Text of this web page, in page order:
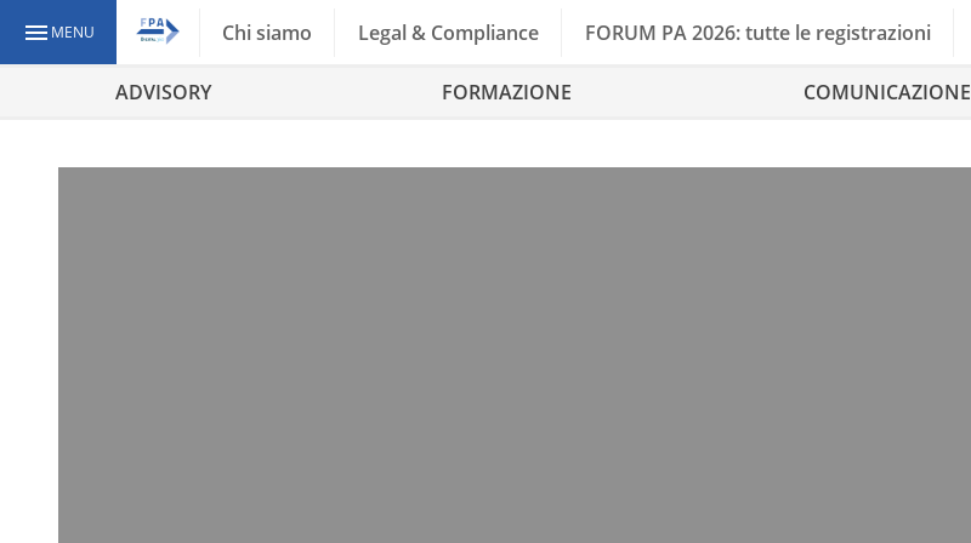
MENU Chi siamo Legal & Compliance FORUM PA 2026: tutte le registrazioni
ADVISORY FORMAZIONE COMUNICAZIONE